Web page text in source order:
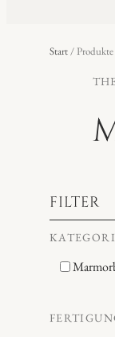
Start/ Produkte
FILTER